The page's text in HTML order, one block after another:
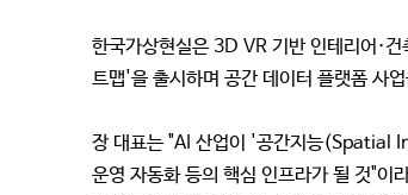
한국가상현실은 3D VR 기반 인테리어·
트맵'을 출시하며 공간 데이터 플랫폼 사
장 대표는 "AI 산업이 '공간지능(Spatial
운영 자동화 등의 핵심 인프라가 될 것"이